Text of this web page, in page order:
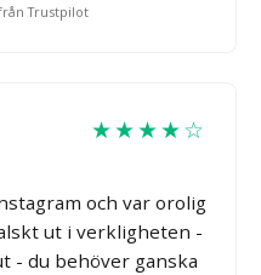
Trustpilot
★★★★☆
och var orolig
ut i verkligheten -
- du behöver ganska